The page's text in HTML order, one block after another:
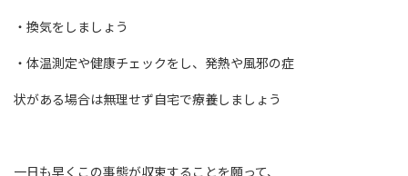
・換気をしましょう
・体温測定や健康チェックをし、発熱や風邪の症
状がある場合は無理せず自宅で療養しましょう
一日も早くこの事態が収束することを願って、